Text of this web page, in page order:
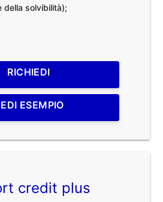
della solvibilità);
RICHIEDI
ESEMPIO
credit plus